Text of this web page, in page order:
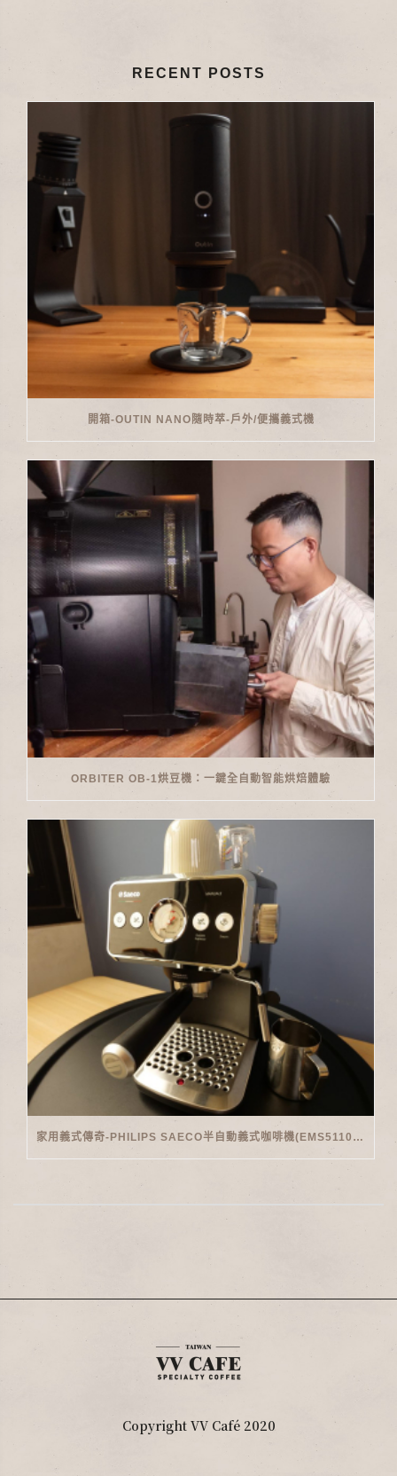
RECENT POSTS
開箱-OUTIN NANO隨時萃-戶外/便攜義式機
ORBITER OB-1烘豆機：一鍵全自動智能烘焙體驗
家用義式傳奇-PHILIPS SAECO半自動義式咖啡機(EMS5110)開箱
Copyright VV Café 2020